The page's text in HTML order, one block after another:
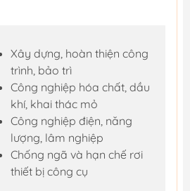
Xây dựng, hoàn thiện công
trình, bảo trì
Công nghiệp hóa chất, dầu
khí, khai thác mỏ
Công nghiệp điện, năng
lượng, lâm nghiệp
Chống ngã và hạn chế rơi
thiết bị công cụ